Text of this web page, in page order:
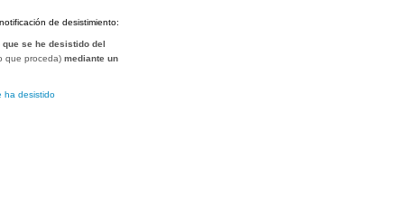
de desistimiento:
se he desistido del
que proceda) mediante un
ha desistido